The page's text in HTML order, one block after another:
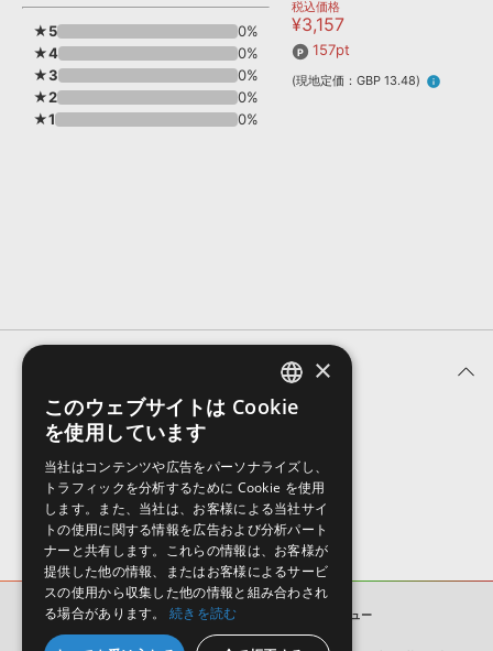
ソフトウェア／ツール »
DAW »
ニュースレター »
SONICWIREブログ »
DTMガイド »
FAQ »
音楽カード
APS
ソフト音源 プラグイン・エフェクト
DAW 効果音
フォーマット
★5
0%
★4
0%
★3
0%
★2
0%
★1
0%
税込価格
¥3,157
157pt
(現地定価：GBP 13.48) info
ユーザーレビュー (0件)
表示順
NEO SOLAR VOL 2 ユーザーレビュー
ENGLISH
×
このウェブサイトは Cookie
を使用しています
当社はコンテンツや広告をパーソナライズし、
トラフィックを分析するために Cookie を使用
します。また、当社は、お客様による当社サイ
トの使用に関する情報を広告および分析パート
ナーと共有します。これらの情報は、お客様が
提供した他の情報、またはお客様によるサービ
スの使用から収集した他の情報と組み合わされ
る場合があります。
続きを読む